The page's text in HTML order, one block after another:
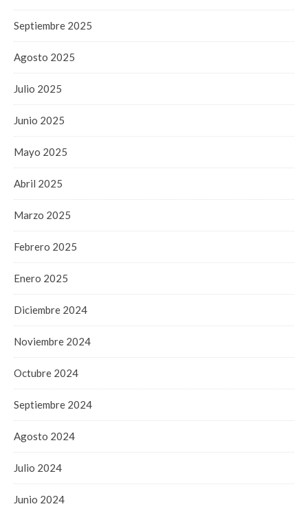
Septiembre 2025
Agosto 2025
Julio 2025
Junio 2025
Mayo 2025
Abril 2025
Marzo 2025
Febrero 2025
Enero 2025
Diciembre 2024
Noviembre 2024
Octubre 2024
Septiembre 2024
Agosto 2024
Julio 2024
Junio 2024